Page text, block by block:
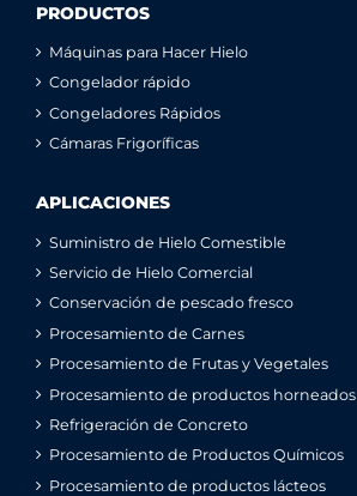
PRODUCTOS
Máquinas para Hacer Hielo
Congelador rápido
Congeladores Rápidos
Cámaras Frigoríficas
APLICACIONES
Suministro de Hielo Comestible
Servicio de Hielo Comercial
Conservación de pescado fresco
Procesamiento de Carnes
Procesamiento de Frutas y Vegetales
Procesamiento de productos horneados
Refrigeración de Concreto
Procesamiento de Productos Químicos
Procesamiento de productos lácteos